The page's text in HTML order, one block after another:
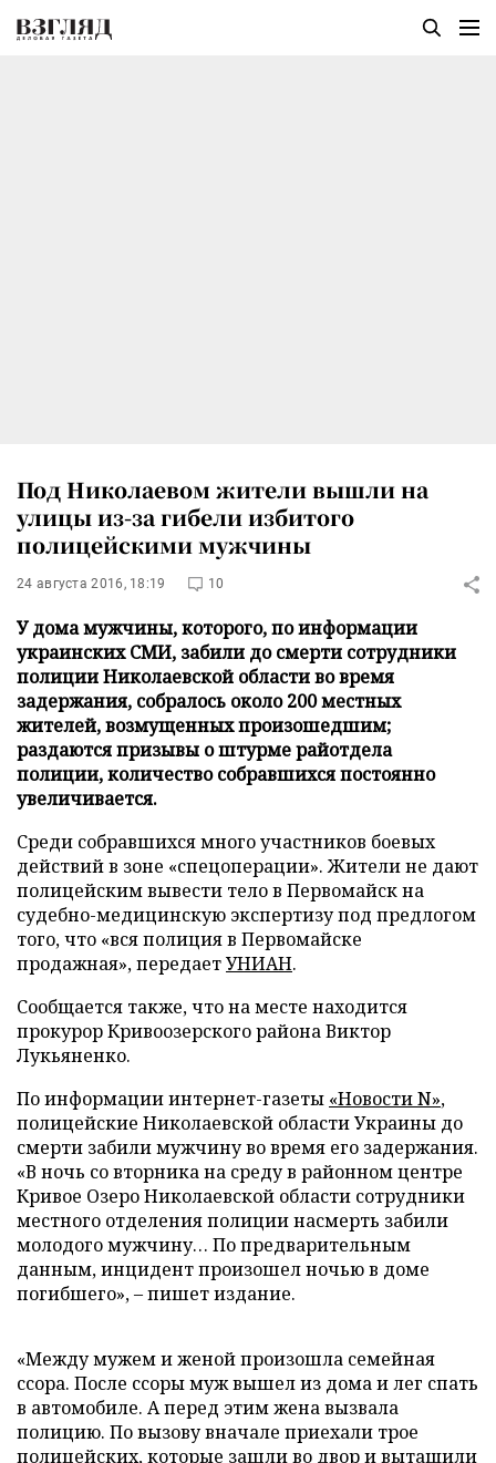
Под Николаевом жители вышли на
улицы из-за гибели избитого
полицейскими мужчины
24 августа 2016, 18:19 10
У дома мужчины, которого, по информации
украинских СМИ, забили до смерти сотрудники
полиции Николаевской области во время
задержания, собралось около 200 местных
жителей, возмущенных произошедшим;
раздаются призывы о штурме райотдела
полиции, количество собравшихся постоянно
увеличивается.
Среди собравшихся много участников боевых
действий в зоне «спецоперации». Жители не дают
полицейским вывести тело в Первомайск на
судебно-медицинскую экспертизу под предлогом
того, что «вся полиция в Первомайске
продажная», передаетУНИАН.
Сообщается также, что на месте находится
прокурор Кривоозерского района Виктор
Лукьяненко.
По информации интернет-газеты «Новости N»,
полицейские Николаевской области Украины до
смерти забили мужчину во время его задержания.
«В ночь со вторника на среду в районном центре
Кривое Озеро Николаевской области сотрудники
местного отделения полиции насмерть забили
молодого мужчину… По предварительным
данным, инцидент произошел ночью в доме
погибшего», – пишет издание.
«Между мужем и женой произошла семейная
ссора. После ссоры муж вышел из дома и лег спать
в автомобиле. А перед этим жена вызвала
полицию. По вызову вначале приехали трое
полицейских, которые зашли во двор и вытащили